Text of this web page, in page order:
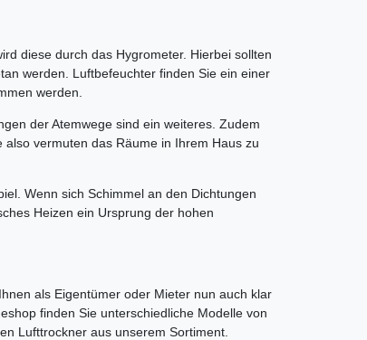
diese durch das Hygrometer. Hierbei sollten
werden. Luftbefeuchter finden Sie ein einer
werden.
der Atemwege sind ein weiteres. Zudem
vermuten das Räume in Ihrem Haus zu
Wenn sich Schimmel an den Dichtungen
Heizen ein Ursprung der hohen
als Eigentümer oder Mieter nun auch klar
finden Sie unterschiedliche Modelle von
Lufttrockner aus unserem Sortiment.